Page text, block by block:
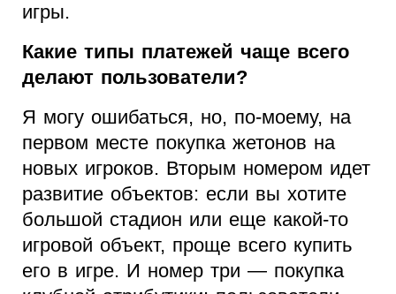
игры.
Какие типы платежей чаще всего
делают пользователи?
Я могу ошибаться, но, по-моему, на
первом месте покупка жетонов на
новых игроков. Вторым номером идет
развитие объектов: если вы хотите
большой стадион или еще какой-то
игровой объект, проще всего купить
его в игре. И номер три — покупка